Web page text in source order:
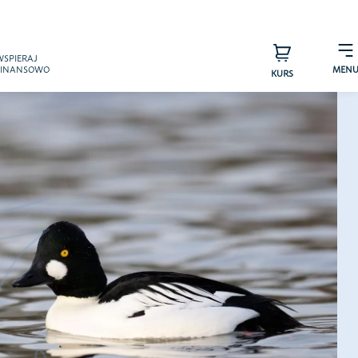
KURS
– zespół
Sprawdź efekty